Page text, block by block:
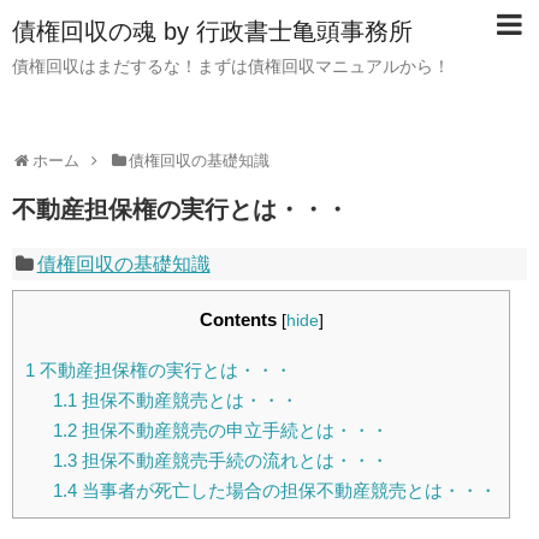
債権回収の魂 by 行政書士亀頭事務所
債権回収はまだするな！まずは債権回収マニュアルから！
ホーム 債権回収の基礎知識
不動産担保権の実行とは・・・
債権回収の基礎知識
Contents [hide]
1 不動産担保権の実行とは・・・
1.1 担保不動産競売とは・・・
1.2担保不動産競売の申立手続とは・・・
1.3担保不動産競売手続の流れとは・・・
1.4当事者が死亡した場合の担保不動産競売とは・・・